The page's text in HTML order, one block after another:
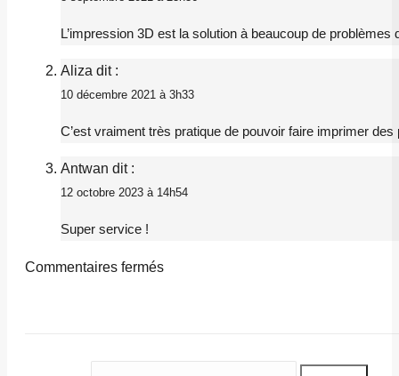
L’impression 3D est la solution à beaucoup de
Aliza dit :
10 décembre 2021 à 3h33
C’est vraiment très pratique de pouvoir faire imprimer
Antwan dit :
12 octobre 2023 à 14h54
Super service !
Commentaires fermés